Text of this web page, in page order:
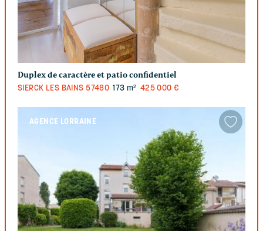
Duplex de caractère et patio confidentiel
SIERCK LES BAINS 57480 173 m² 425 000 €
AGENCE LORRAINE